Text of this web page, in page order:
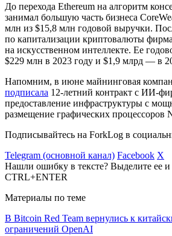
До перехода Ethereum на алгоритм
занимал большую часть бизнеса
млн из $15,8 млн годовой выручки.
по капитализации криптовалюты
на искусственном интеллекте. Ее
$229 млн в 2023 году и $1,9 млрд — в
Напомним, в июне майнинговая
подписала 12-летний контракт с ИИ-
предоставление инфраструктуры с
размещение графических процессоров
Подписывайтесь на ForkLog в
Telegram (основной канал) Facebook X
Нашли ошибку в тексте? Выделите ее
CTRL+ENTER
Материалы по теме
В Bitcoin Red Team вернулись к
ограничений OpenAI